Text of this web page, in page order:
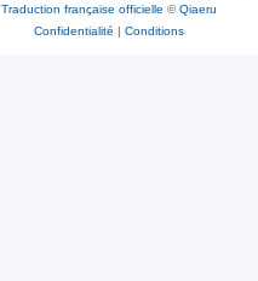
Traduction française officielle ©Qiaeru
Confidentialité | Conditions